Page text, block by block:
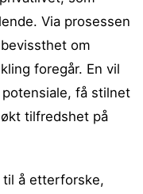
Via prosessen
om
foregår. En vil
få stilnet
tilfredshet på
å etterforske,